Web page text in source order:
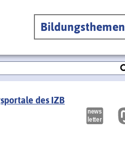
Bildungsthemen
des IZB